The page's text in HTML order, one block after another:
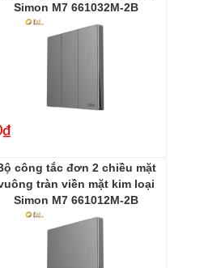
Simon M7 661032M-2B
661032M-2B
công tắc đơn 2 chiều mặt
tràn viền mặt kim loại
Simon M7 661012M-2B
661012M-2B